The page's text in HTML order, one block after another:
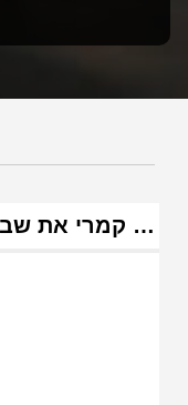
קמרי את שבתאי שילוביצקי ושות׳ משרד …